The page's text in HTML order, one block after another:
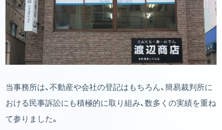
当事務所は、不動産や会社の登記はもちろん、簡易裁判所に
おける民事訴訟にも積極的に取り組み、数多くの実績を重ね
て参りました。